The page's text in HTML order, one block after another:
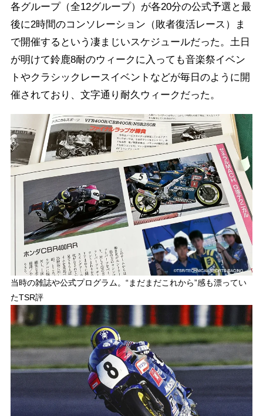
各グループ（全12グループ）が各20分の公式予選と最
後に2時間のコンソレーション（敗者復活レース）ま
で開催するという凄まじいスケジュールだった。土日
が明けて鈴鹿8耐のウィークに入っても音楽祭イベン
トやクラシックレースイベントなどが毎日のように開
催されており、文字通り耐久ウィークだった。
当時の雑誌や公式プログラム。“まだまだこれから”感も漂ってい
たTSR評